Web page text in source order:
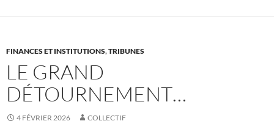
FINANCES ET INSTITUTIONS,TRIBUNES
LE GRAND
DÉTOURNEMENT…
4 FÉVRIER 2026 COLLECTIF